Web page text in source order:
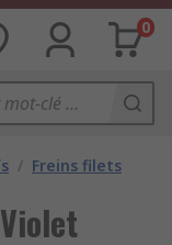
0
/ Freins filets